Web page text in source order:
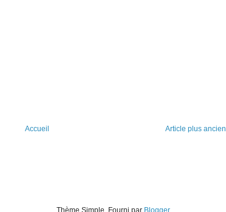
Article plus ancien
Accueil
Thème Simple. Fourni par Blogger.